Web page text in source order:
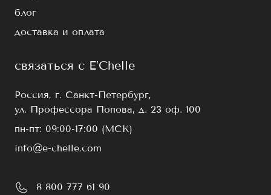
блог
доставка и оплата
связаться с E’Chelle
Россия, г. Санкт-Петербург,
ул. Профессора Попова, д. 23 оф. 100
пн-пт: 09:00-17:00 (МСК)
info@e-chelle.com
8 800 777 61 90